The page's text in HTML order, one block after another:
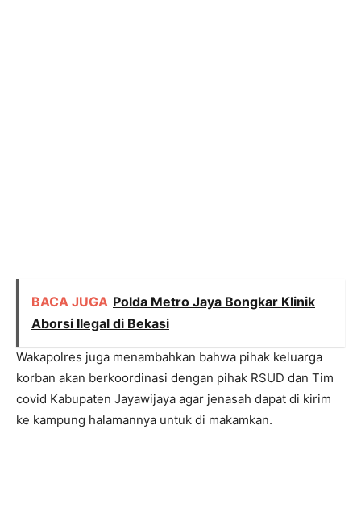
BACA JUGA Polda Metro Jaya Bongkar Klinik
Aborsi Ilegal di Bekasi
Wakapolres juga menambahkan bahwa pihak keluarga
korban akan berkoordinasi dengan pihak RSUD dan Tim
covid Kabupaten Jayawijaya agar jenasah dapat di kirim
ke kampung halamannya untuk di makamkan.